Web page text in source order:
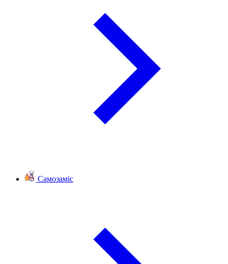
Самозаміс